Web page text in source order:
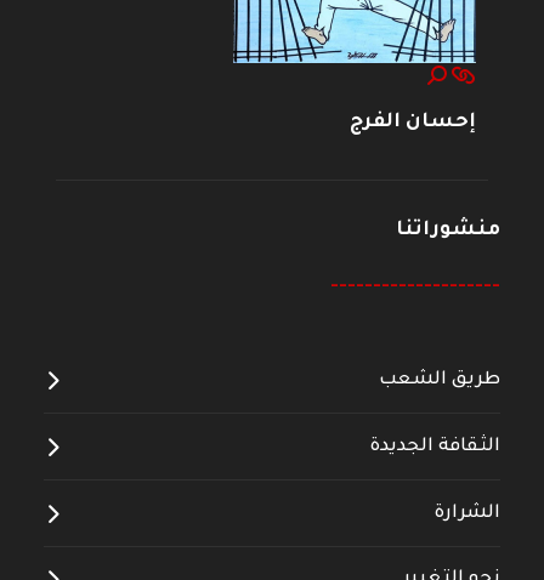
إحسان الفرج
منشوراتنا
--------------------
طريق الشعب
الثقافة الجديدة
الشرارة